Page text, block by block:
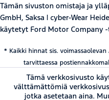
Tämän sivuston omistaja ja
GmbH, Saksa | cyber-Wear
käytetyt Ford Motor Company
* Kaikki hinnat sis. voimassaolevan
tarvittaessa
Tämä verkkosivusto
välttämättömiä
jotka asetetaan aina.